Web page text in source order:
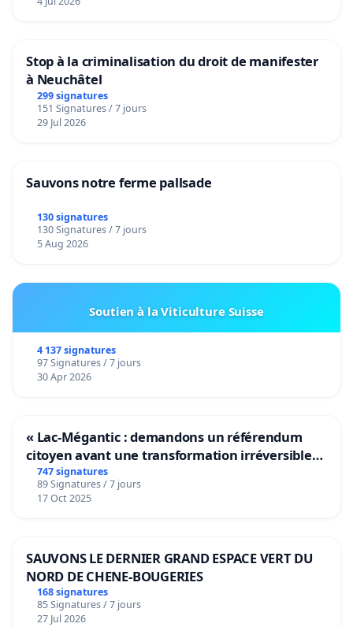
Stop à la criminalisation du droit de manifester
à Neuchâtel
299 signatures
151 Signatures / 7 jours
29 Jul 2026
Sauvons notre ferme pallsade
130 signatures
130 Signatures / 7 jours
5 Aug 2026
Soutien à la Viticulture Suisse
4 137 signatures
97 Signatures / 7 jours
30 Apr 2026
« Lac-Mégantic : demandons un référendum
citoyen avant une transformation irréversible
de notre territoire »
747 signatures
89 Signatures / 7 jours
17 Oct 2025
SAUVONS LE DERNIER GRAND ESPACE VERT DU
NORD DE CHENE-BOUGERIES
168 signatures
85 Signatures / 7 jours
27 Jul 2026